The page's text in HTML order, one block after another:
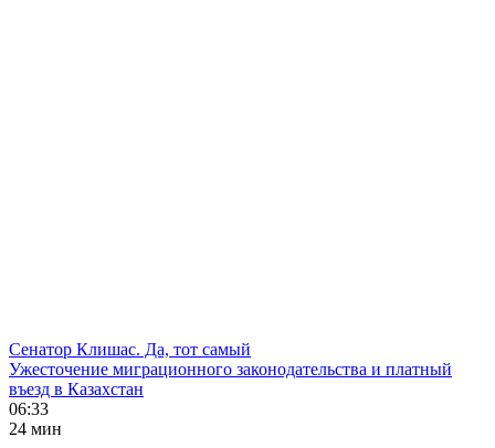
Сенатор Клишас. Да, тот самый
Ужесточение миграционного законодательства и платный
въезд в Казахстан
06:33
24 мин